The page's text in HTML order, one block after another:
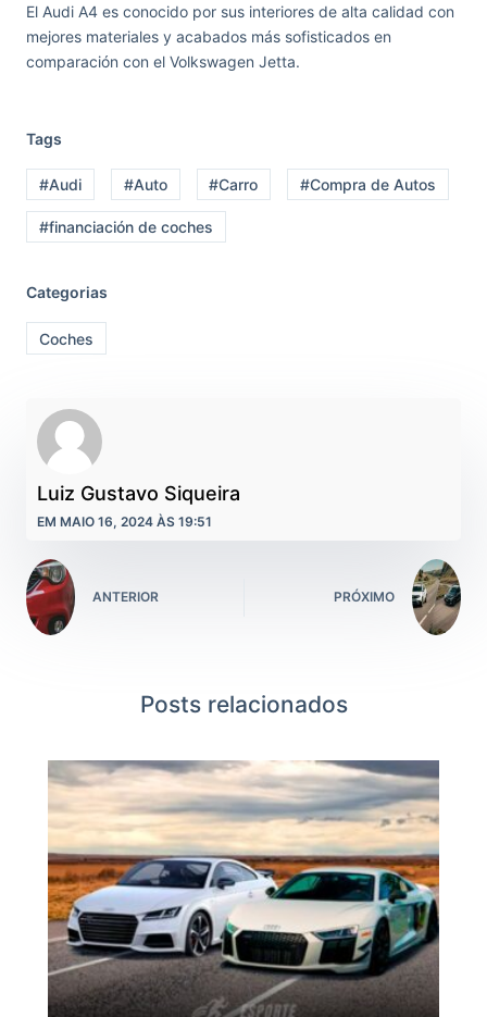
El Audi A4 es conocido por sus interiores de alta calidad con
mejores materiales y acabados más sofisticados en
comparación con el Volkswagen Jetta.
Tags
#Audi #Auto #Carro #Compra de Autos
#financiación de coches
Categorias
Coches
Luiz Gustavo Siqueira
EM MAIO 16, 2024 ÀS 19:51
ANTERIOR PRÓXIMO
Posts relacionados